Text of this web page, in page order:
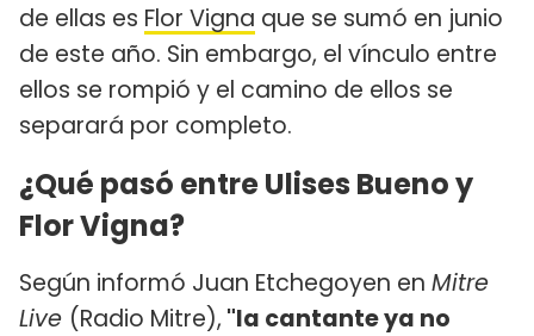
de ellas es Flor Vigna que se sumó en junio
de este año. Sin embargo, el vínculo entre
ellos se rompió y el camino de ellos se
separará por completo.
¿Qué pasó entre Ulises Bueno y
Flor Vigna?
Según informó Juan Etchegoyen en Mitre
Live (Radio Mitre), "la cantante ya no